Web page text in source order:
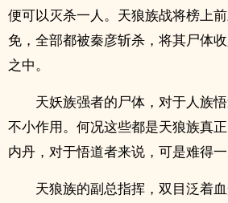
便可以灭杀一人。天狼族战将榜上
免，全部都被秦彦斩杀，将其尸体
之中。
天妖族强者的尸体，对于人族
不小作用。何况这些都是天狼族真
内丹，对于悟道者来说，可是难得一
天狼族的副总指挥，双目泛着